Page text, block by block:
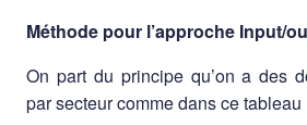
Méthode pour l’approche Input/
On part du principe qu’on a des
par secteur comme dans ce tableau